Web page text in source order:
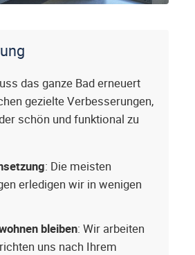
das ganze Bad erneuert
gezielte Verbesserungen,
schön und funktional zu
: Die meisten
erledigen wir in wenigen
bleiben: Wir arbeiten
uns nach Ihrem